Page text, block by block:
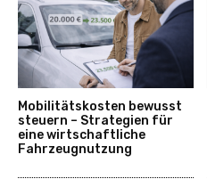
Mobilitätskosten bewusst
steuern – Strategien für
eine wirtschaftliche
Fahrzeugnutzung